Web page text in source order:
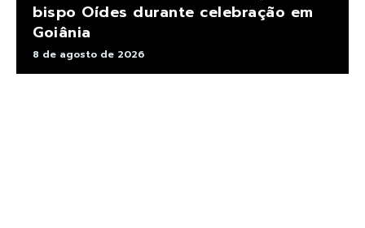
bispo Oídes durante celebração em
Goiânia
8 de agosto de 2026